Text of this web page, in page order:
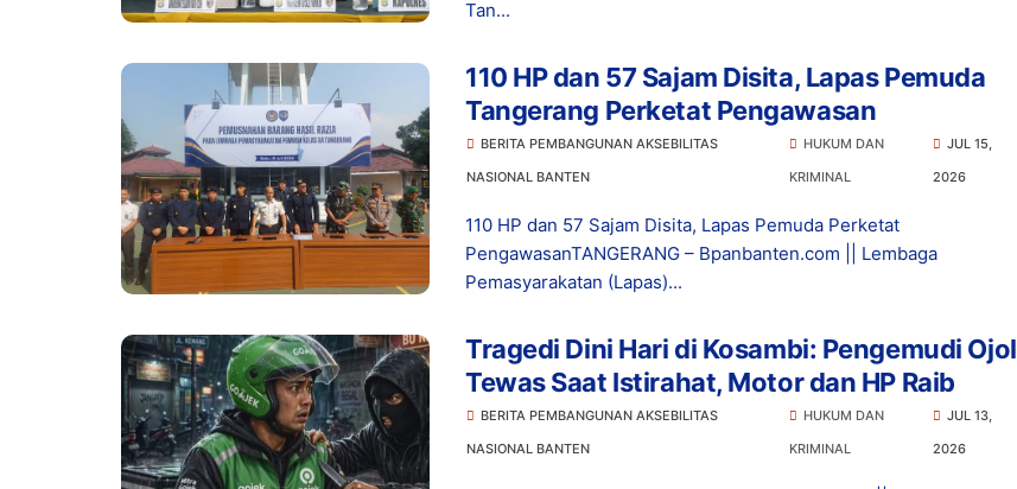
Tan...
110 HP dan 57 Sajam Disita, Lapas Pemuda
Tangerang Perketat Pengawasan
BERITA PEMBANGUNAN AKSEBILITAS
NASIONAL BANTEN
HUKUM DAN
KRIMINAL
JUL 15,
2026
110 HP dan 57 Sajam Disita, Lapas Pemuda Perketat
PengawasanTANGERANG – Bpanbanten.com || Lembaga
Pemasyarakatan (Lapas)...
Tragedi Dini Hari di Kosambi: Pengemudi Ojol
Tewas Saat Istirahat, Motor dan HP Raib
BERITA PEMBANGUNAN AKSEBILITAS
NASIONAL BANTEN
HUKUM DAN
KRIMINAL
JUL 13,
2026